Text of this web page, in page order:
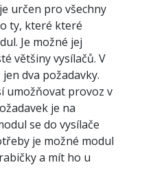
je určen pro všechny
ty, které které
Je možné jej
většiny vysílačů. V
dva požadavky.
umožňovat provoz v
je na
se do vysílače
je možné modul
a mít ho u